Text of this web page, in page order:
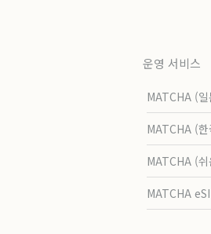
운영 서비스
MATCHA (일
MATCHA (한
MATCHA (
MATCHA